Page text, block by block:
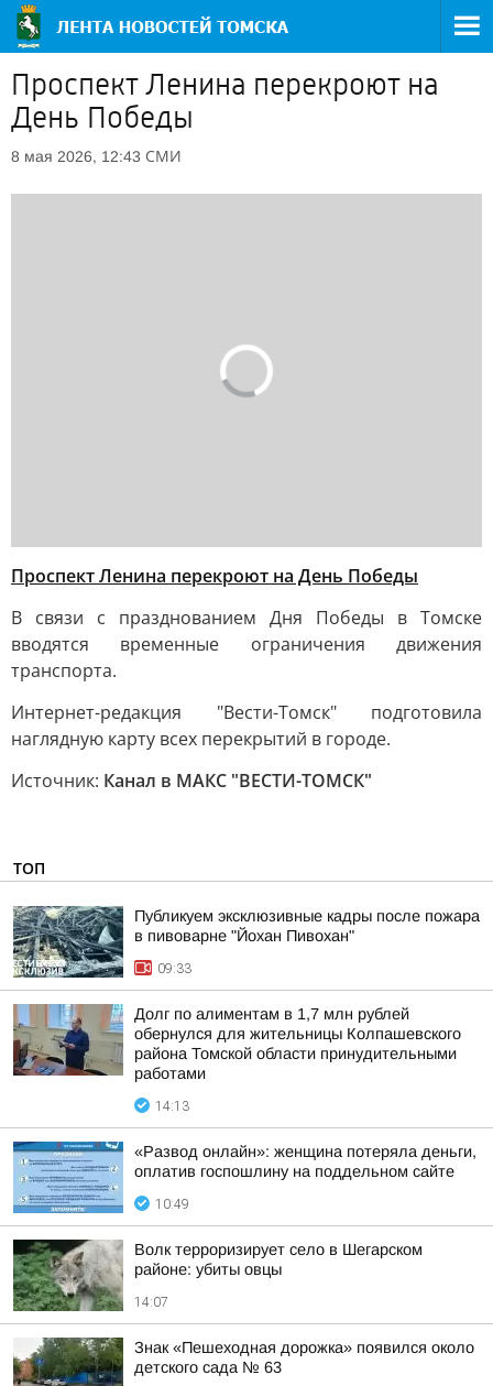
Проспект Ленина перекроют на
День Победы
8 мая 2026, 12:43 СМИ
Проспект Ленина перекроют на День Победы
В связи с празднованием Дня Победы в Томске
вводятся временные ограничения движения
транспорта.
Интернет-редакция "Вести-Томск" подготовила
наглядную карту всех перекрытий в городе.
Источник: Канал в МАКС "ВЕСТИ-ТОМСК"
ТОП
Публикуем эксклюзивные кадры после пожара
в пивоварне "Йохан Пивохан"
09:33
Долг по алиментам в 1,7 млн рублей
обернулся для жительницы Колпашевского
района Томской области принудительными
работами
14:13
«Развод онлайн»: женщина потеряла деньги,
оплатив госпошлину на поддельном сайте
10:49
Волк терроризирует село в Шегарском
районе: убиты овцы
14:07
Знак «Пешеходная дорожка» появился около
детского сада № 63